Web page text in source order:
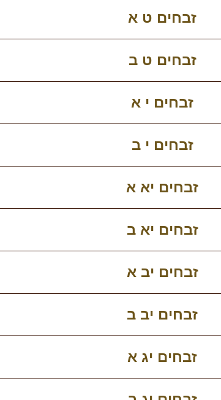
זבחים ט א
זבחים ט ב
זבחים י א
זבחים י ב
זבחים יא א
זבחים יא ב
זבחים יב א
זבחים יב ב
זבחים יג א